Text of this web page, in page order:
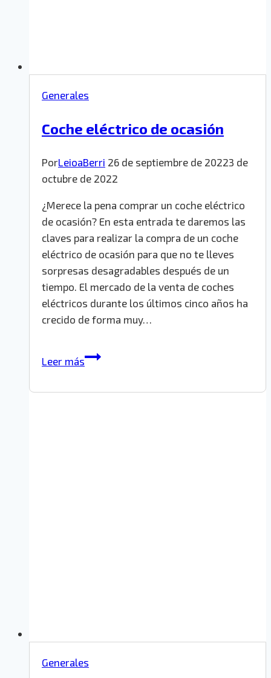
Generales
Coche eléctrico de ocasión
PorLeioaBerri 26 de septiembre de 20223 de
octubre de 2022
¿Merece la pena comprar un coche eléctrico
de ocasión? En esta entrada te daremos las
claves para realizar la compra de un coche
eléctrico de ocasión para que no te lleves
sorpresas desagradables después de un
tiempo. El mercado de la venta de coches
eléctricos durante los últimos cinco años ha
crecido de forma muy…
Leer másCoche
Generales